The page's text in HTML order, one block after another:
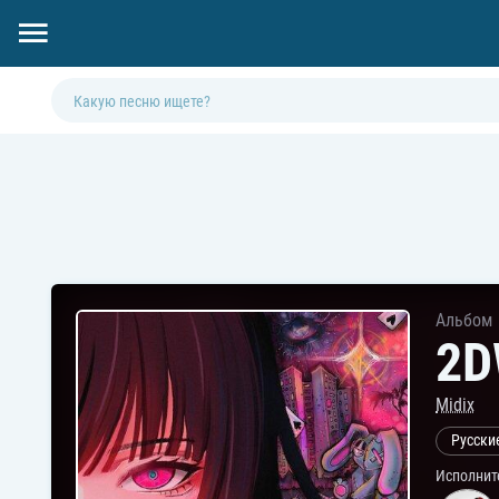
Альбом
Midix